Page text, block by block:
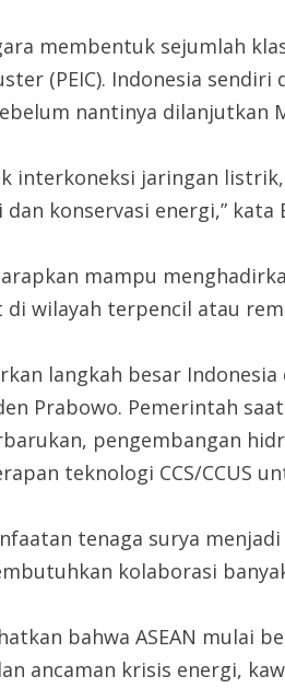
membentuk sejumlah
(PEIC). Indonesia
nantinya dilanjutkan
interkoneksi jaringan
konservasi energi,” kata
mampu
wilayah terpencil atau
langkah besar
Prabowo. Pemerintah
pengembangan
teknologi CCS/CCUS
tenaga surya
kolaborasi
bahwa ASEAN mulai
ancaman krisis energi,